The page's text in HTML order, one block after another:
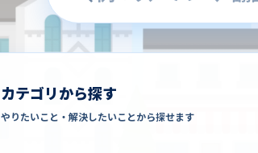
カテゴリから探す
やりたいこと・解決したいことから探せます